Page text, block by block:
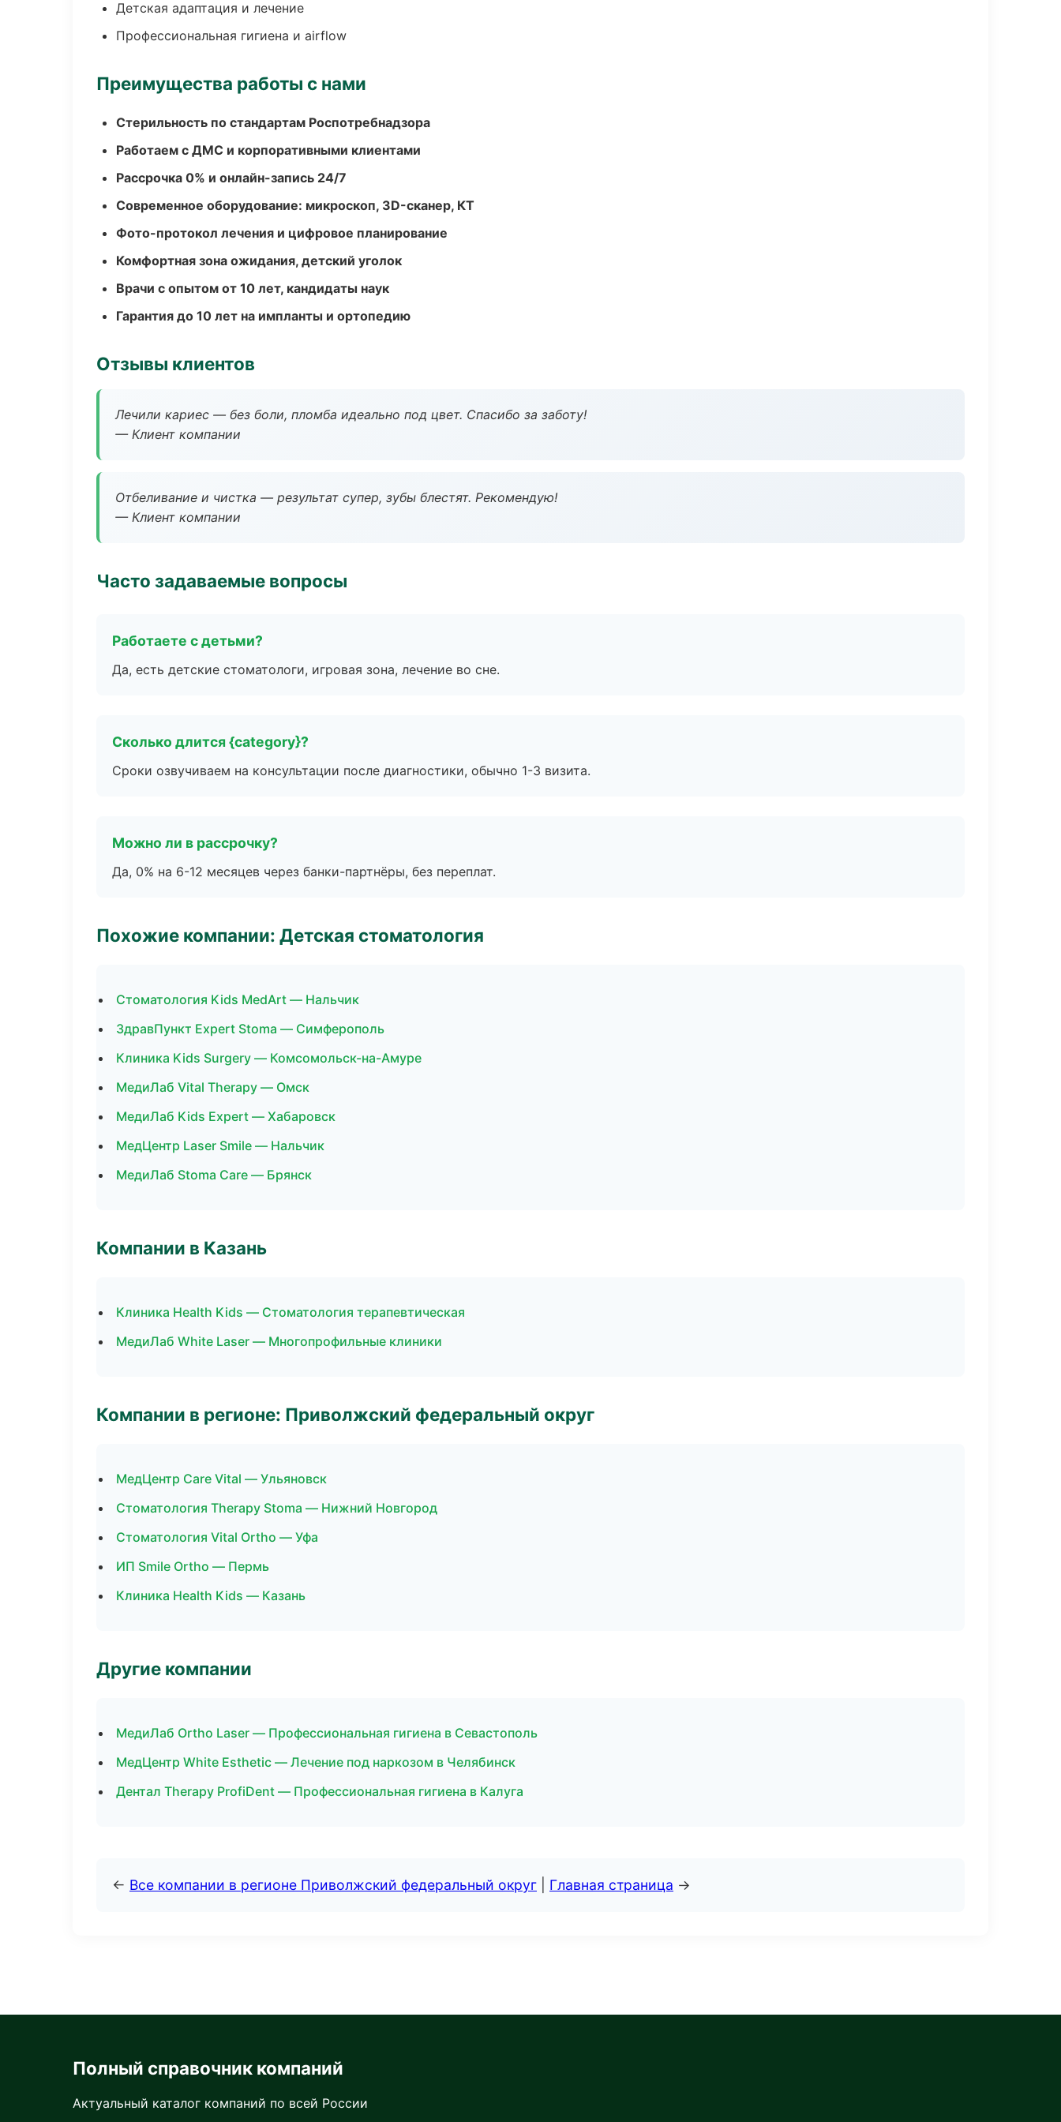
Детская адаптация и лечение
Профессиональная гигиена и airflow
Преимущества работы с нами
Стерильность по стандартам Роспотребнадзора
Работаем с ДМС и корпоративными клиентами
Рассрочка 0% и онлайн-запись 24/7
Современное оборудование: микроскоп, 3D-сканер, КТ
Фото-протокол лечения и цифровое планирование
Комфортная зона ожидания, детский уголок
Врачи с опытом от 10 лет, кандидаты наук
Гарантия до 10 лет на импланты и ортопедию
Отзывы клиентов
Лечили кариес — без боли, пломба идеально под цвет. Спасибо за заботу!
— Клиент компании
Отбеливание и чистка — результат супер, зубы блестят. Рекомендую!
— Клиент компании
Часто задаваемые вопросы
Работаете с детьми?
Да, есть детские стоматологи, игровая зона, лечение во сне.
Сколько длится {category}?
Сроки озвучиваем на консультации после диагностики, обычно 1-3 визита.
Можно ли в рассрочку?
Да, 0% на 6-12 месяцев через банки-партнёры, без переплат.
Похожие компании: Детская стоматология
Стоматология Kids MedArt — Нальчик
ЗдравПункт Expert Stoma — Симферополь
Клиника Kids Surgery — Комсомольск-на-Амуре
МедиЛаб Vital Therapy — Омск
МедиЛаб Kids Expert — Хабаровск
МедЦентр Laser Smile — Нальчик
МедиЛаб Stoma Care — Брянск
Компании в Казань
Клиника Health Kids — Стоматология терапевтическая
МедиЛаб White Laser — Многопрофильные клиники
Компании в регионе: Приволжский федеральный округ
МедЦентр Care Vital — Ульяновск
Стоматология Therapy Stoma — Нижний Новгород
Стоматология Vital Ortho — Уфа
ИП Smile Ortho — Пермь
Клиника Health Kids — Казань
Другие компании
МедиЛаб Ortho Laser — Профессиональная гигиена в Севастополь
МедЦентр White Esthetic — Лечение под наркозом в Челябинск
Дентал Therapy ProfiDent — Профессиональная гигиена в Калуга
← Все компании в регионе Приволжский федеральный округ Главная страница →
Полный справочник компаний
Актуальный каталог компаний по всей России